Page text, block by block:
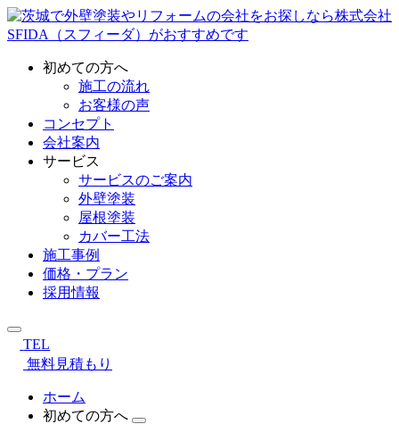
初めての方へ
施工の流れ
お客様の声
コンセプト
会社案内
サービス
サービスのご案内
外壁塗装
屋根塗装
カバー工法
施工事例
価格・プラン
採用情報
TEL
無料見積もり
ホーム
初めての方へ